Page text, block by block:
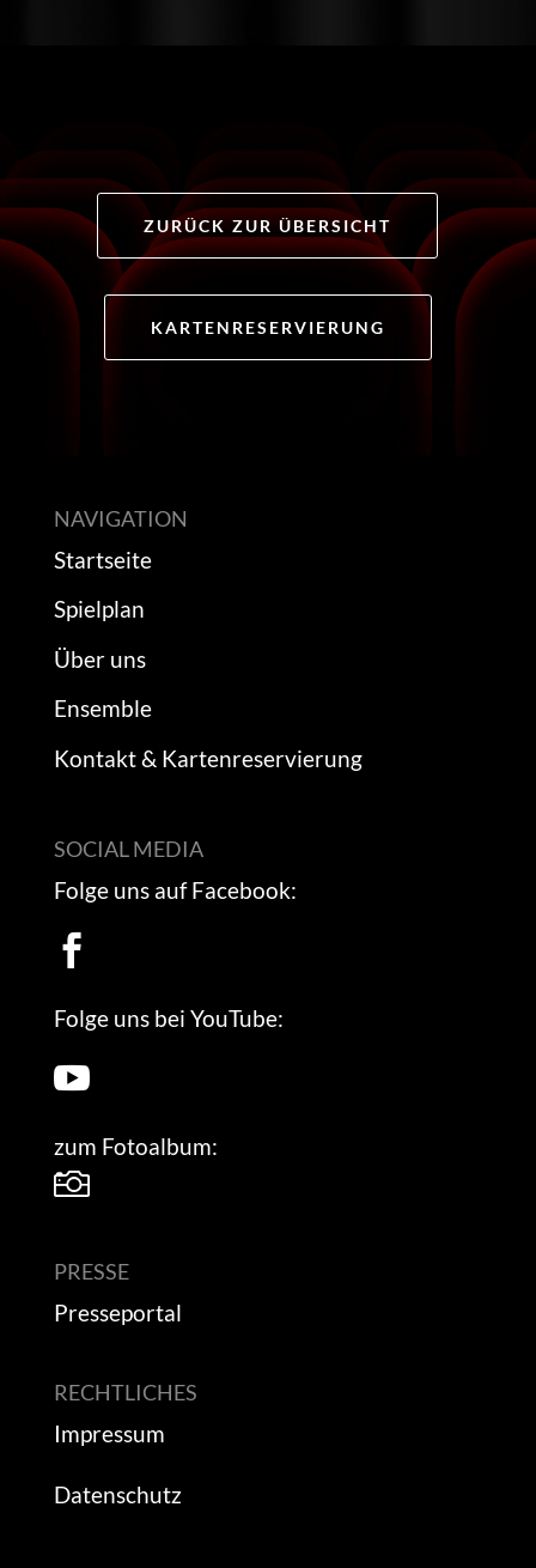
ZURÜCK ZUR ÜBERSICHT
KARTENRESERVIERUNG
NAVIGATION
Startseite
Spielplan
Über uns
Ensemble
Kontakt & Kartenreservierung
SOCIAL MEDIA
Folge uns auf Facebook:

Folge uns bei YouTube:

zum Fotoalbum:

PRESSE
Presseportal
RECHTLICHES
Impressum
Datenschutz